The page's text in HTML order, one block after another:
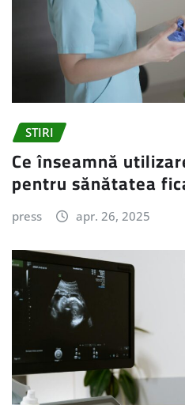
STIRI
Ce înseamnă
pentru sănătatea
press apr. 26, 2025